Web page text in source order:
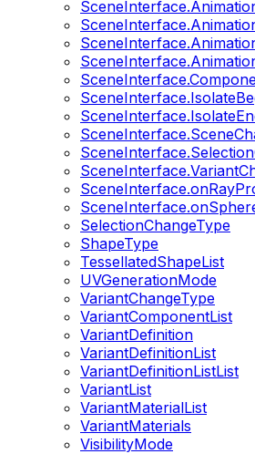
SelectionChangeType
ShapeType
TessellatedShapeList
UVGenerationMode
VariantChangeType
VariantComponentList
VariantDefinition
VariantDefinitionList
VariantDefinitionListList
VariantList
VariantMaterialList
VariantMaterials
VisibilityMode